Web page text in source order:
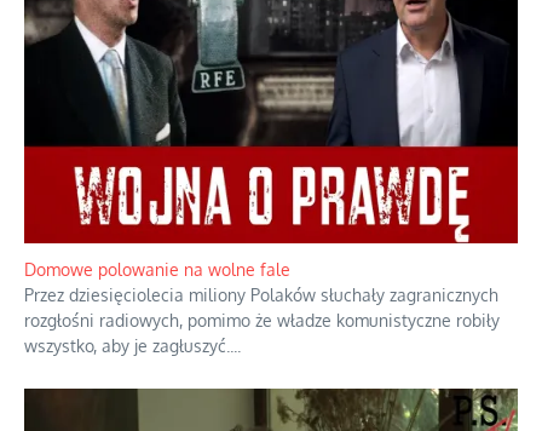
Rozważania o rodzinie przy zielonej herbacie
Rodzina to zbiór jednostek połączonych trwałymi, naturalnymi,
realnymi relacjami....